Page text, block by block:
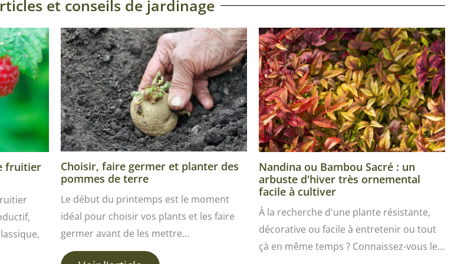
et conseils de jardinage
fruitier
Choisir, faire germer et planter des
pommes de terre
Le début du printemps est le moment
idéal pour choisir vos plants et les faire
germer avant de les mettre…
Nandina ou Bambou Sacré : un
arbuste d'hiver très ornemental
facile à cultiver
À la recherche d'une plante résistante,
décorative ou facile à entretenir ou tout
çà en même temps ? Connaissez-vous le…